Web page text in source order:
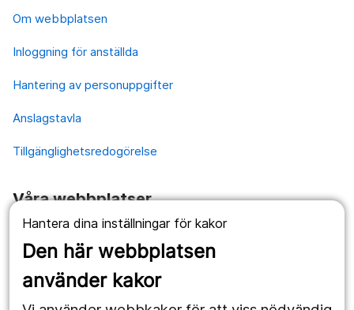
Hantera dina inställningar för kakor
Den här webbplatsen
använder kakor
Om webbplatsen
Inloggning för anställda
Hantering av personuppgifter
Anslagstavla
Tillgänglighetsredogörelse
Våra webbplatser
1177.se
Länstrafiken